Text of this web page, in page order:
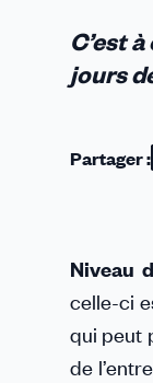
C’est
jours
Partager :
Niveau
celle-ci
qui peut
de